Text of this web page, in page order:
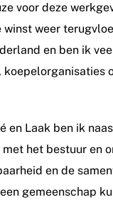
voor deze
weer
en ben ik
en Laak ben ik
het bestuur en
en de
gemeenschap